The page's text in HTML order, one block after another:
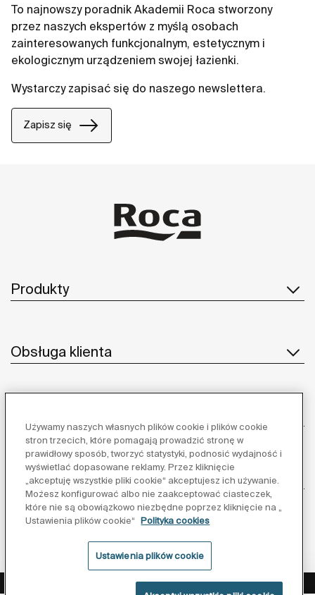
To najnowszy poradnik Akademii Roca stworzony
przez naszych ekspertów z myślą osobach
zainteresowanych funkcjonalnym, estetycznym i
ekologicznym urządzeniem swojej łazienki.
Wystarczy zapisać się do naszego newslettera.
Zapisz się
Produkty
Obsługa klienta
Inspiracja
Obserwuj nas:
Polityka ochrony danych Warunki korzystania z serwisu
Używamy naszych własnych plików cookie i plików cookie
stron trzecich, które pomagają prowadzić stronę w
prawidłowy sposób, tworzyć statystyki, podnosić wydajność i
wyświetlać dopasowane reklamy. Przez kliknięcie
„akceptuję wszystkie pliki cookie“ akceptujesz ich używanie.
Możesz konfigurować albo nie zaakceptować ciasteczek,
które nie są obowiązkowo niezbędne poprzez kliknięcie na „
Ustawienia plików cookie“
Polityka cookies
Ustawienia plików cookie